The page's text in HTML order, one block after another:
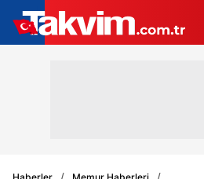
Haberler
Memur Haberleri